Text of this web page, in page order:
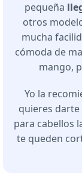
pequeña
otros
mucha
cómoda de
mango,
Yo la
quieres darte
para cabellos
te queden